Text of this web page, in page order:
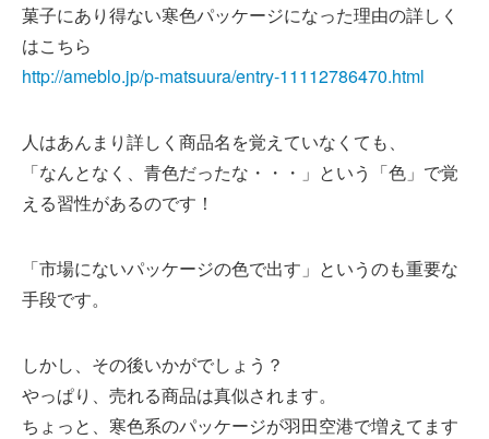
菓子にあり得ない寒色パッケージになった理由の詳しく
はこちら
http://ameblo.jp/p-matsuura/entry-11112786470.html
人はあんまり詳しく商品名を覚えていなくても、
「なんとなく、青色だったな・・・」という「色」で覚
える習性があるのです！
「市場にないパッケージの色で出す」というのも重要な
手段です。
しかし、その後いかがでしょう？
やっぱり、売れる商品は真似されます。
ちょっと、寒色系のパッケージが羽田空港で増えてます